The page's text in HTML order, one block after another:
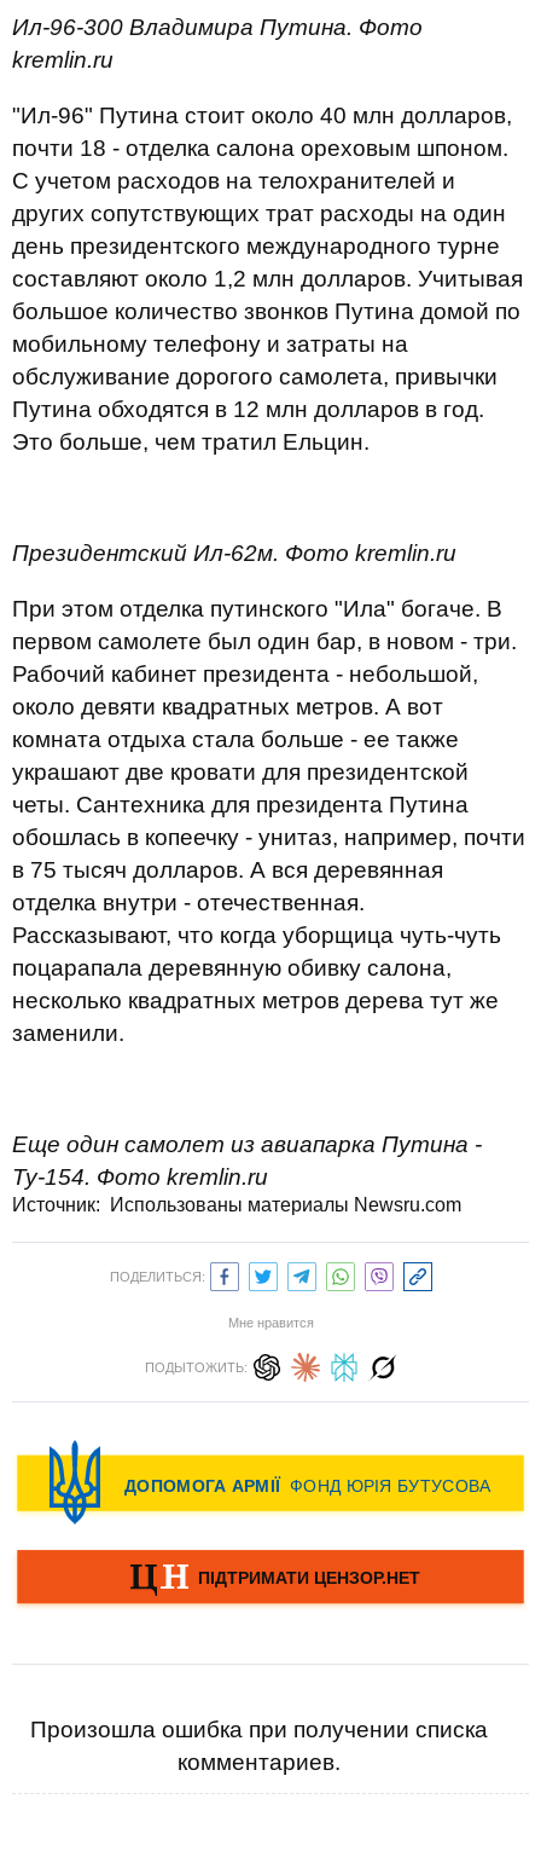
Ил-96-300 Владимира Путина. Фото
kremlin.ru
"Ил-96" Путина стоит около 40 млн долларов,
почти 18 - отделка салона ореховым шпоном.
С учетом расходов на телохранителей и
других сопутствующих трат расходы на один
день президентского международного турне
составляют около 1,2 млн долларов. Учитывая
большое количество звонков Путина домой по
мобильному телефону и затраты на
обслуживание дорогого самолета, привычки
Путина обходятся в 12 млн долларов в год.
Это больше, чем тратил Ельцин.
Президентский Ил-62м. Фото kremlin.ru
При этом отделка путинского "Ила" богаче. В
первом самолете был один бар, в новом - три.
Рабочий кабинет президента - небольшой,
около девяти квадратных метров. А вот
комната отдыха стала больше - ее также
украшают две кровати для президентской
четы. Сантехника для президента Путина
обошлась в копеечку - унитаз, например, почти
в 75 тысяч долларов. А вся деревянная
отделка внутри - отечественная.
Рассказывают, что когда уборщица чуть-чуть
поцарапала деревянную обивку салона,
несколько квадратных метров дерева тут же
заменили.
Еще один самолет из авиапарка Путина -
Ту-154. Фото kremlin.ru
Источник: Использованы материалы Newsru.com
ПОДЕЛИТЬСЯ:
Мне нравится
ПОДЫТОЖИТЬ:
Произошла ошибка при получении списка
комментариев.